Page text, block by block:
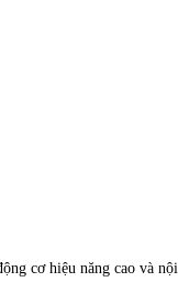
cơ hiệu năng cao và